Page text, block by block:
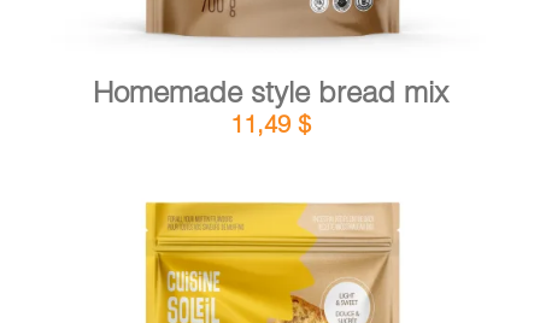
Homemade style bread mix
11,49 $